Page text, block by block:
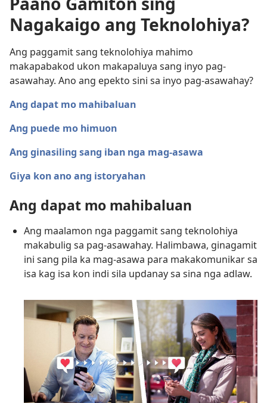
Nagakaigo ang Teknolohiya?
Ang paggamit sang teknolohiya mahimo
makapabakod ukon makapaluya sang inyo pag-
asawahay. Ano ang epekto sini sa inyo pag-asawahay?
Ang dapat mo mahibaluan
Ang puede mo himuon
Ang ginasiling sang iban nga mag-asawa
Giya kon ano ang istoryahan
Ang dapat mo mahibaluan
Ang maalamon nga paggamit sang teknolohiya
makabulig sa pag-asawahay. Halimbawa, ginagamit
ini sang pila ka mag-asawa para makakomunikar sa
isa kag isa kon indi sila updanay sa sina nga adlaw.